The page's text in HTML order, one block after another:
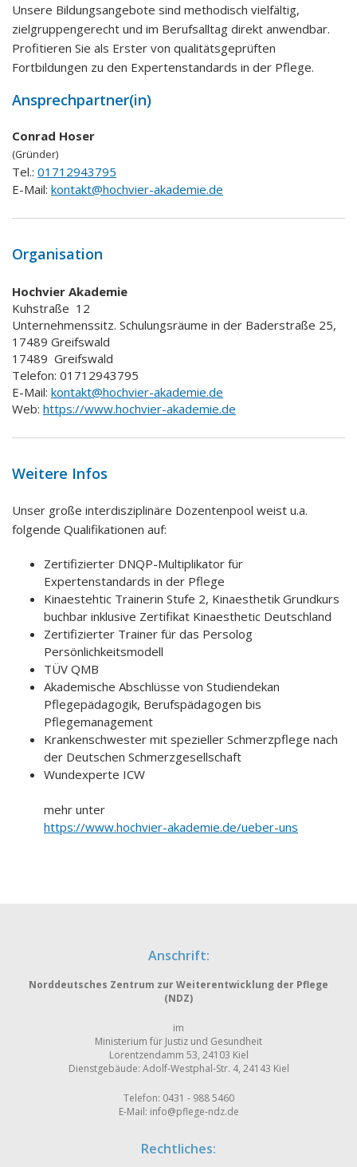
Unsere Bildungsangebote sind methodisch vielfältig,
zielgruppengerecht und im Berufsalltag direkt anwendbar.
Profitieren Sie als Erster von qualitätsgeprüften
Fortbildungen zu den Expertenstandards in der Pflege.
Ansprechpartner(in)
Conrad Hoser
(Gründer)
Tel.: 01712943795
E-Mail: kontakt@hochvier-akademie.de
Organisation
Hochvier Akademie
Kuhstraße 12
Unternehmenssitz. Schulungsräume in der Baderstraße 25,
17489 Greifswald
17489 Greifswald
Telefon: 01712943795
E-Mail: kontakt@hochvier-akademie.de
Web: https://www.hochvier-akademie.de
Weitere Infos
Unser große interdisziplinäre Dozentenpool weist u.a.
folgende Qualifikationen auf:
Zertifizierter DNQP-Multiplikator für
Expertenstandards in der Pflege
Kinaestehtic Trainerin Stufe 2, Kinaesthetik Grundkurs
buchbar inklusive Zertifikat Kinaesthetic Deutschland
Zertifizierter Trainer für das Persolog
Persönlichkeitsmodell
TÜV QMB
Akademische Abschlüsse von Studiendekan
Pflegepädagogik, Berufspädagogen bis
Pflegemanagement
Krankenschwester mit spezieller Schmerzpflege nach
der Deutschen Schmerzgesellschaft
Wundexperte ICW
mehr unter
https://www.hochvier-akademie.de/ueber-uns
Anschrift:
Norddeutsches Zentrum zur Weiterentwicklung der Pflege
(NDZ)
im
Ministerium für Justiz und Gesundheit
Lorentzendamm 53, 24103 Kiel
Dienstgebäude: Adolf-Westphal-Str. 4, 24143 Kiel
Telefon: 0431 - 988 5460
E-Mail: info@pflege-ndz.de
Rechtliches: